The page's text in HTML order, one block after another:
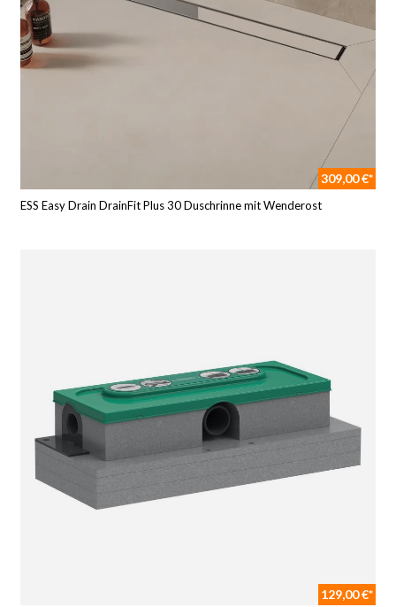
309,00 €*
ESS Easy Drain DrainFit Plus 30 Duschrinne mit Wenderost
129,00 €*